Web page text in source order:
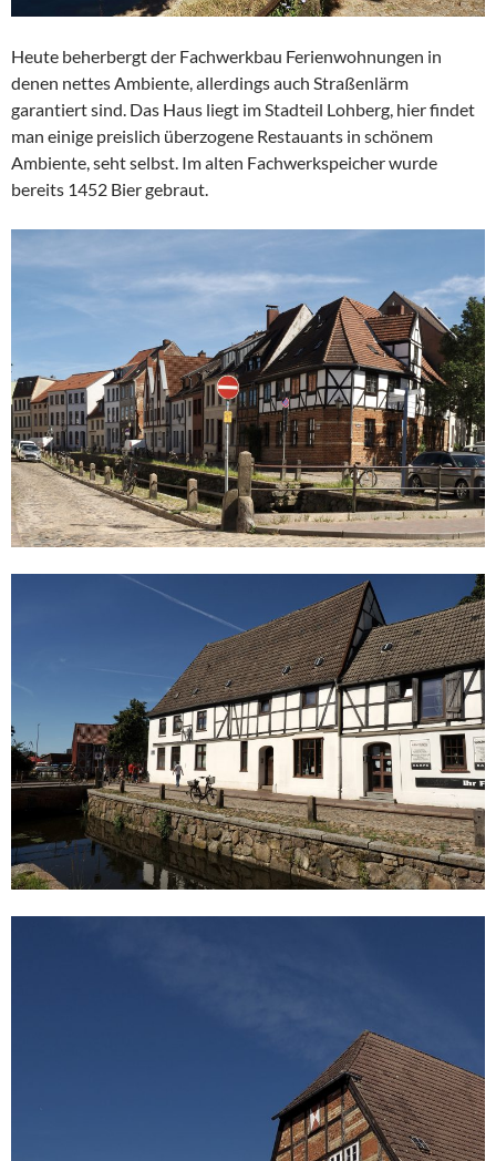
Heute beherbergt der Fachwerkbau Ferienwohnungen in
denen nettes Ambiente, allerdings auch Straßenlärm
garantiert sind. Das Haus liegt im Stadteil Lohberg, hier findet
man einige preislich überzogene Restauants in schönem
Ambiente, seht selbst. Im alten Fachwerkspeicher wurde
bereits 1452 Bier gebraut.